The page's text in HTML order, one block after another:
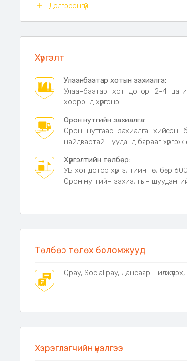
Хэт өндөр даралттай учир машин
Материал: Цэвэр зэс мотортой
Хөөсний савны хэмжээ:250мл
Даралт: 18Bar
Battery-ны хүчин чадал: 36000mAh
3-н төрлийн даралтад хошуутай.
дагалдана. Мөн тогонд залгадаггүй,
Дэлгэрэнгүй
Хүргэлт
Улаанбаатар хотын захиалга:
Улаанбаатар хот дотор 2-4
хооронд хүргэнэ.
Орон нутгийн захиалга:
Орон нутгаас захиалга хийсэн
найдвартай шууданд барааг хүргэж
Хүргэлтийн төлбөр:
УБ хот дотор хүргэлтийн төлбөр
Орон нутгийн захиалгын
Төлбөр төлөх боломжууд
Qpay, Social pay, Дансаар
Хэрэглэгчийн үнэлгээ